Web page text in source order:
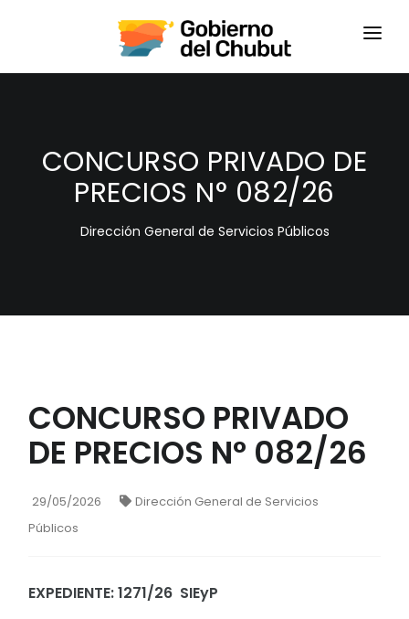
HOME
CONCURSO PRIVADO DE
PRECIOS N° 082/26
Dirección General de Servicios Públicos
CONCURSO PRIVADO
DE PRECIOS N° 082/26
29/05/2026
Dirección General de Servicios
Públicos
EXPEDIENTE: 1271/26 SIEyP